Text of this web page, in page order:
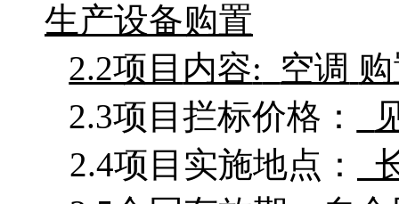
生产设备购置
2.2项目 内容: 空调
2.3项目拦标价格：
2.4项目实施地点：